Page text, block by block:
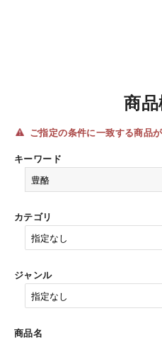
商
ご指定の条件に一致する商品
キーワード
カテゴリ
ジャンル
商品名